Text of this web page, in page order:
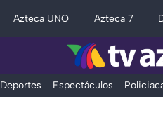
Azteca UNO Azteca 7
Deportes Espectáculos